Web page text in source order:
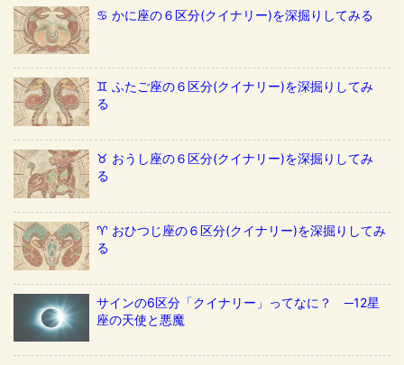
♋️ かに座の６区分(クイナリー)を深掘りしてみる
♊️ ふたご座の６区分(クイナリー)を深掘りしてみ
る
♉️ おうし座の６区分(クイナリー)を深掘りしてみ
る
♈️ おひつじ座の６区分(クイナリー)を深掘りしてみ
る
サインの6区分「クイナリー」ってなに？ ─12星
座の天使と悪魔